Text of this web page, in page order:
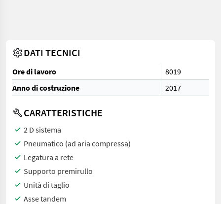
DATI TECNICI
Ore di lavoro
8019
Anno di costruzione
2017
CARATTERISTICHE
2 D sistema
Pneumatico (ad aria compressa)
Legatura a rete
Supporto premirullo
Unità di taglio
Asse tandem